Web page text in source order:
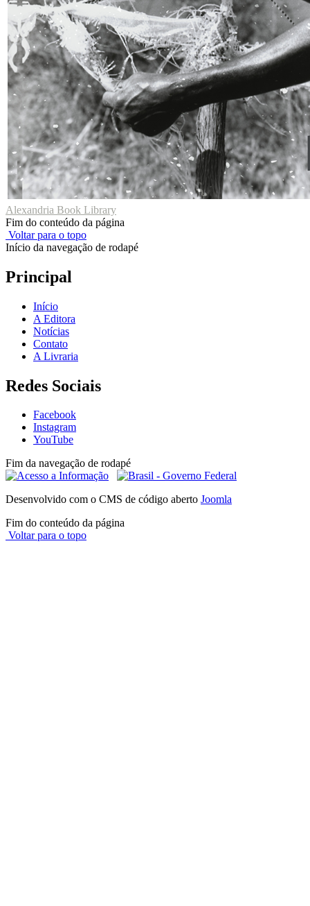
Alexandria Book Library
Fim do conteúdo da página
Voltar para o topo
Início da navegação de rodapé
Principal
Início
A Editora
Notícias
Contato
A Livraria
Redes Sociais
Facebook
Instagram
YouTube
Fim da navegação de rodapé
Desenvolvido com o CMS de código aberto Joomla
Fim do conteúdo da página
Voltar para o topo